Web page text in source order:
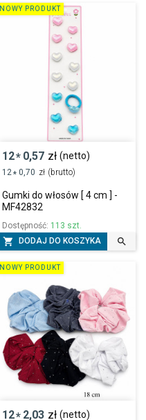
12* 0,57 zł (netto)
12* 0,70 zł (brutto)
Gumki do włosów [ 4 cm ] -
MF42832
Dostępność: 113 szt.
 DODAJ DO KOSZYKA 
NOWY PRODUKT
12* 2,03 zł (netto)
NOWY PRODUKT